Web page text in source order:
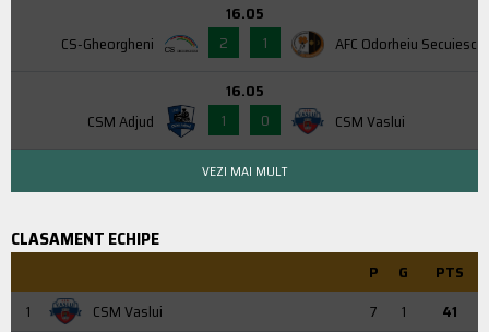
CS-Gheorgheni
16.05
2
1 AFC Odorheiu Secuiesc
CSM Adjud
16.05
1
0 CSM Vaslui
VEZI MAI MULT
CLASAMENT ECHIPE
P G
PTS
1
CSM Vaslui 7 1
41